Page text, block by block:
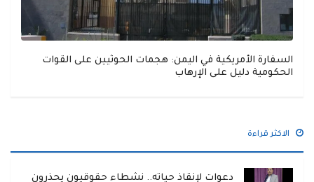
السفارة الأمريكية في اليمن: هجمات الحوثيين على القوات
الحكومية دليل على الإرهاب
الاكثر قراءة
دعوات لإنقاذ حياته.. نشطاء حقوقيون يحذرون